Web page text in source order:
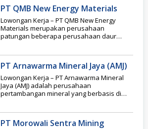
PT QMB New Energy Materials
Lowongan Kerja – PT QMB New Energy
Materials merupakan perusahaan
patungan beberapa perusahaan daur
PT Arnawarma Mineral Jaya (AMJ)
Lowongan Kerja – PT Arnawarma Mineral
Jaya (AMJ) adalah perusahaan
pertambangan mineral yang berbasis di
PT Morowali Sentra Mining